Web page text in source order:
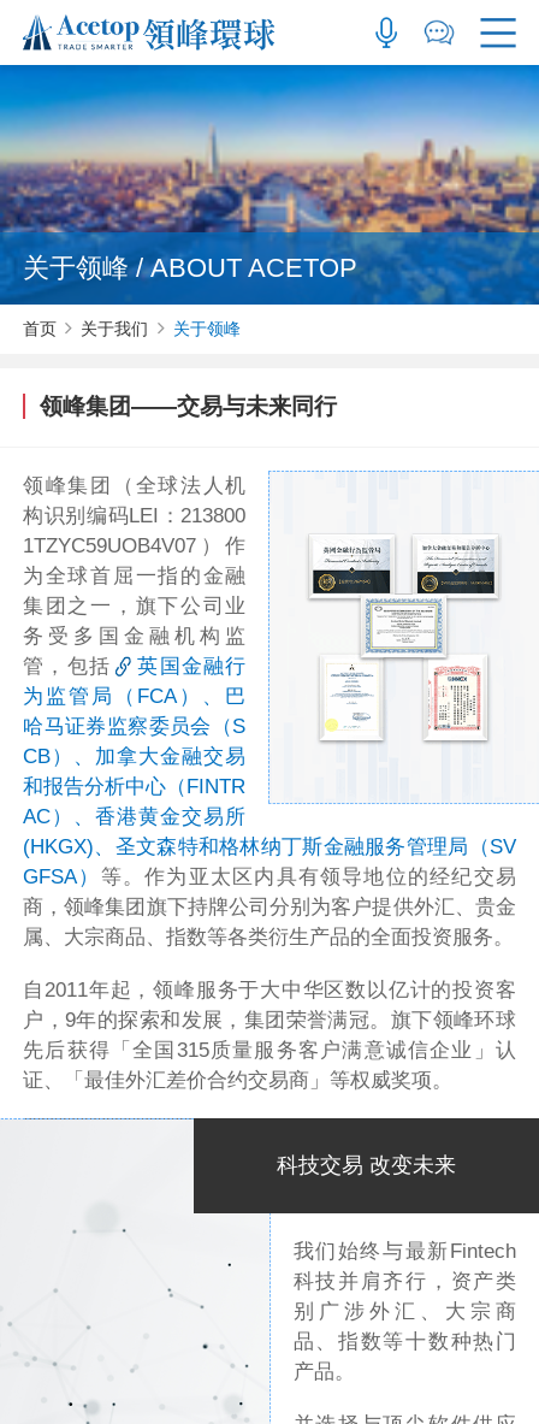
关于领峰 / ABOUT ACETOP
首页 关于我们 关于领峰
领峰集团——交易与未来同行
领峰集团（全球法人机
构识别编码LEI：213800
1TZYC59UOB4V07）作
为全球首屈一指的金融
集团之一，旗下公司业
务受多国金融机构监
管，包括
英国金融行
为监管局（FCA）、巴
哈马证券监察委员会（S
CB）、加拿大金融交易
和报告分析中心（FINTR
AC）、香港黄金交易所
(HKGX)、圣文森特和格林纳丁斯金融服务管理局（SV
GFSA） 等。作为亚太区内具有领导地位的经纪交易
商，领峰集团旗下持牌公司分别为客户提供外汇、贵金
属、大宗商品、指数等各类衍生产品的全面投资服务。
自2011年起，领峰服务于大中华区数以亿计的投资客
户，9年的探索和发展，集团荣誉满冠。旗下领峰环球
先后获得「全国315质量服务客户满意诚信企业」认
证、「最佳外汇差价合约交易商」等权威奖项。
科技交易 改变未来
我们始终与最新Fintech
科技并肩齐行，资产类
别广涉外汇、大宗商
品、指数等十数种热门
产品。